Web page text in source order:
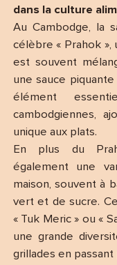
dans la culture
Au Cambodge, la
célèbre « Prahok
est souvent
une sauce
élément
cambodgiennes,
unique aux plats.
En plus du
également une
maison, souvent à
vert et de sucre.
« Tuk Meric » ou «
une grande
grillades en